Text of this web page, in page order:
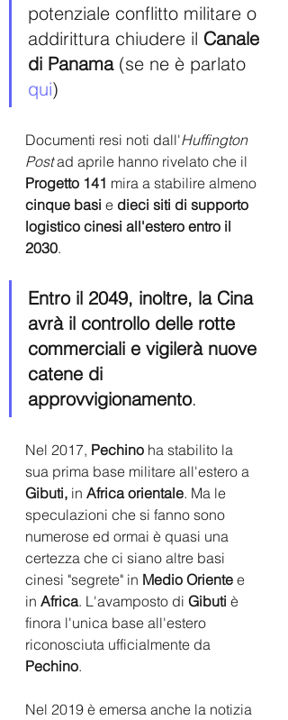
potenziale conflitto militare o
addirittura chiudere il Canale
di Panama (se ne è parlato
qui)
Documenti resi noti dall'Huffington
Post ad aprile hanno rivelato che il
Progetto 141 mira a stabilire almeno
cinque basi e dieci siti di supporto
logistico cinesi all'estero entro il
2030.
Entro il 2049, inoltre, la Cina
avrà il controllo delle rotte
commerciali e vigilerà nuove
catene di
approvvigionamento.
Nel 2017, Pechino ha stabilito la
sua prima base militare all'estero a
Gibuti, in Africa orientale. Ma le
speculazioni che si fanno sono
numerose ed ormai è quasi una
certezza che ci siano altre basi
cinesi "segrete" in Medio Oriente e
in Africa. L'avamposto di Gibuti è
finora l'unica base all'estero
riconosciuta ufficialmente da
Pechino.
Nel 2019 è emersa anche la notizia